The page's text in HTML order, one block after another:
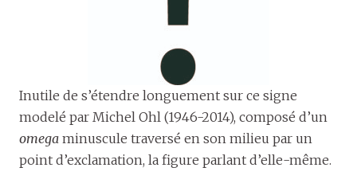
Inutile de s’étendre longuement sur ce signe
modelé par Michel Ohl (1946-2014), composé d’un
omega minuscule traversé en son milieu par un
point d’exclamation, la figure parlant d’elle-même.